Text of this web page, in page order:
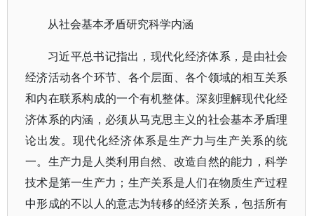
从社会基本矛盾研究科学内涵
习近平总书记指出，现代化经济体系，是由社会
经济活动各个环节、各个层面、各个领域的相互关系
和内在联系构成的一个有机整体。深刻理解现代化经
济体系的内涵，必须从马克思主义的社会基本矛盾理
论出发。现代化经济体系是生产力与生产关系的统
一。生产力是人类利用自然、改造自然的能力，科学
技术是第一生产力；生产关系是人们在物质生产过程
中形成的不以人的意志为转移的经济关系，包括所有